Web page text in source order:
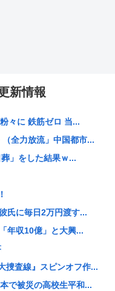
新情報
々に 鉄筋ゼロ 当...
全力放流」中国都市...
」をした結果ｗ...
氏に毎日2万円渡す...
年収10億」と大興...
捜査線』スピンオフ作...
で被災の高校生平和...